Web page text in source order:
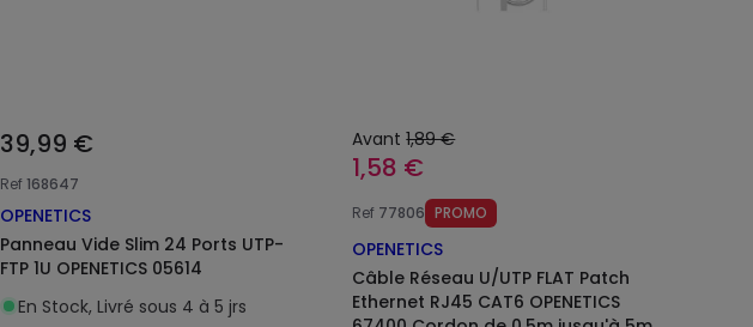
39,99 €
Ref168647
OPENETICS
Panneau Vide Slim 24 Ports UTP-
FTP 1U OPENETICS 05614
En Stock, Livré sous 4 à 5 jrs
Avant 1,89 €
1,58 €
Ref 77806 PROMO
OPENETICS
Câble Réseau U/UTP FLAT Patch
Ethernet RJ45 CAT6 OPENETICS